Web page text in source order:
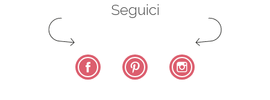
Seguici
Facebook Pinterest